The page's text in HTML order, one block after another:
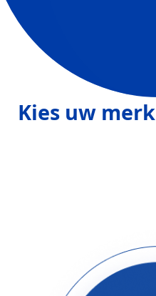
Kies uw merk